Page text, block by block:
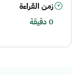
زمن القراءة
0 دقيقة